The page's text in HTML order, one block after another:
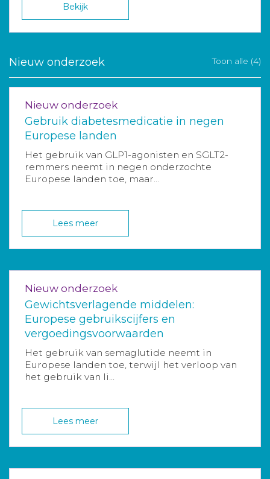
Bekijk
Nieuw onderzoek Toon alle (4)
Nieuw onderzoek
Gebruik diabetesmedicatie in negen
Europese landen
Het gebruik van GLP1-agonisten en SGLT2-
remmers neemt in negen onderzochte
Europese landen toe, maar...
Lees meer
Nieuw onderzoek
Gewichtsverlagende middelen:
Europese gebruikscijfers en
vergoedingsvoorwaarden
Het gebruik van semaglutide neemt in
Europese landen toe, terwijl het verloop van
het gebruik van li...
Lees meer